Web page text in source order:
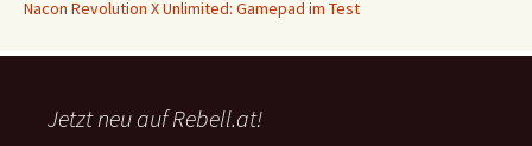
Nacon Revolution X Unlimited: Gamepad im Test
Jetzt neu auf Rebell.at!